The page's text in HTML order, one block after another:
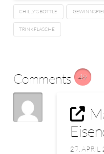
CHILLY'S BOTTLE
TRINKFLASCHE
Comments 49
29.